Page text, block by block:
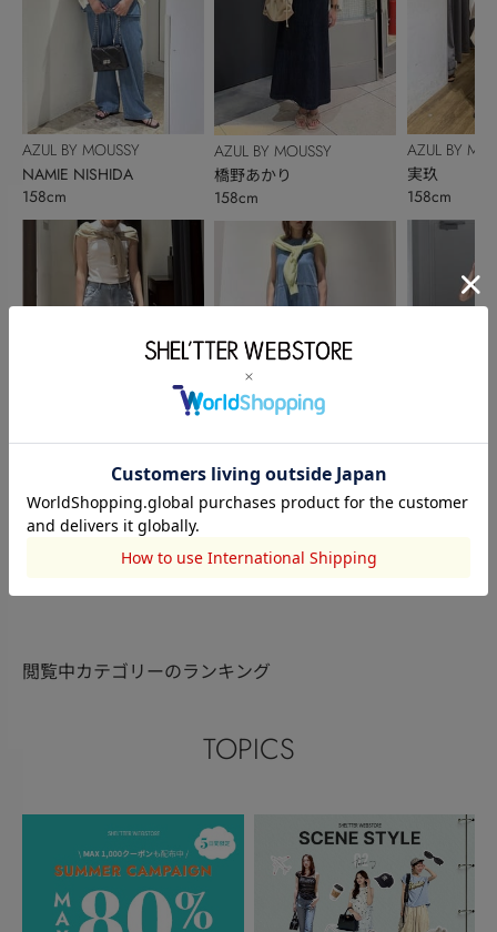
AZUL BY MOUSSY
NAMIE NISHIDA
158cm
AZUL BY MOUSSY
大亀 咲映
154cm
AZUL BY MOUSSY
橋野あかり
158cm
AZUL BY MOUSSY
原裕妃
AZUL BY
実玖
158cm
宍戸有紗
閲覧中カテゴリーのランキング
TOPICS